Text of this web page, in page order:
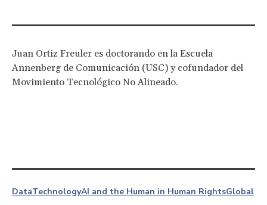
Juan Ortiz Freuler es doctorando en la Escuela
Annenberg de Comunicación (USC) y cofundador del
Movimiento Tecnológico No Alineado.
DataTechnologyAI and the Human in Human RightsGlobal